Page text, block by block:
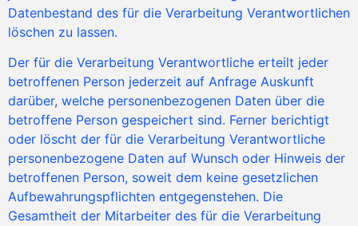
Datenbestand des für die Verarbeitung Verantwortlichen
löschen zu lassen.
Der für die Verarbeitung Verantwortliche erteilt jeder
betroffenen Person jederzeit auf Anfrage Auskunft
darüber, welche personenbezogenen Daten über die
betroffene Person gespeichert sind. Ferner berichtigt
oder löscht der für die Verarbeitung Verantwortliche
personenbezogene Daten auf Wunsch oder Hinweis der
betroffenen Person, soweit dem keine gesetzlichen
Aufbewahrungspflichten entgegenstehen. Die
Gesamtheit der Mitarbeiter des für die Verarbeitung